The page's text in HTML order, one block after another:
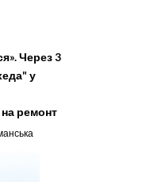
Через 3
у
ремонт